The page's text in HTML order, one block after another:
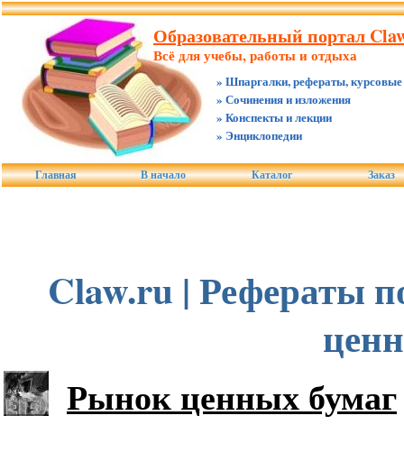
Образовательный портал
Всё для учебы, работы и отдыха
» Шпаргалки, рефераты, курсовые
» Сочинения и изложения
» Конспекты и лекции
» Энциклопедии
Главная В начало Каталог Заказ
Claw.ru | Рефераты
Рынок ценных бумаг